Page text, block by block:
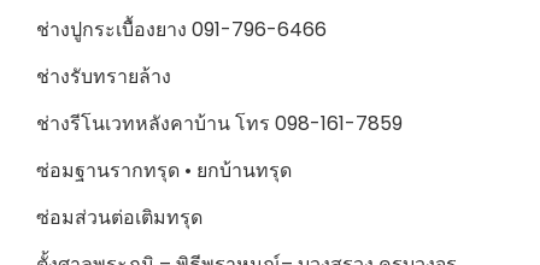
ช่างปูกระเบื้องยาง 091-796-6466
ช่างรับทรายล้าง
ช่างรีโนเวทหลังคาบ้าน โทร 098-161-7859
ซ่อมฐานรากทรุด • ยกบ้านทรุด
ซ่อมส่วนต่อเติมทรุด